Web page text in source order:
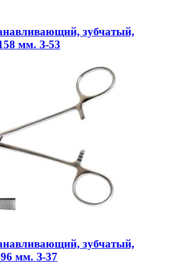
зубчатый,
мм. З-53
зубчатый,
мм. З-37